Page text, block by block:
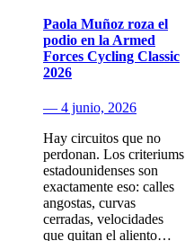
Paola Muñoz roza el
podio en la Armed
Forces Cycling Classic
2026
— 4 junio, 2026
Hay circuitos que no
perdonan. Los criteriums
estadounidenses son
exactamente eso: calles
angostas, curvas
cerradas, velocidades
que quitan el aliento…